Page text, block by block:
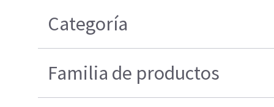
Categoría
Familia de productos